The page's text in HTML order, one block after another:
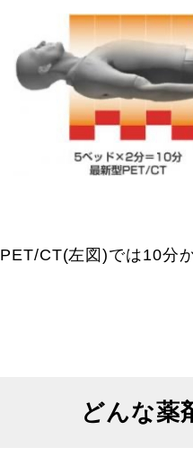
CT(左図)では10分
どんな薬